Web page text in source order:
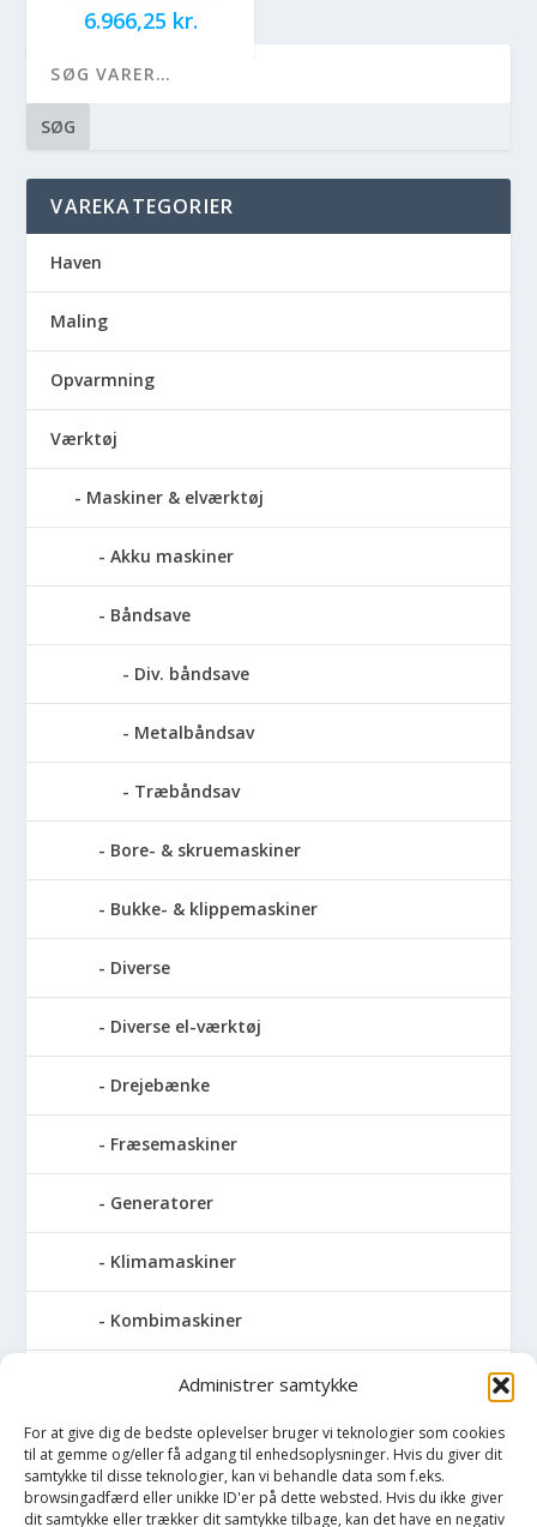
Administrer samtykke
For at give dig de bedste oplevelser bruger vi teknologier som cookies
til at gemme og/eller få adgang til enhedsoplysninger. Hvis du giver dit
samtykke til disse teknologier, kan vi behandle data som f.eks.
browsingadfærd eller unikke ID'er på dette websted. Hvis du ikke giver
dit samtykke eller trækker dit samtykke tilbage, kan det have en negativ
6.966,25 kr.
SØG
VAREKATEGORIER
Haven
Maling
Opvarmning
Værktøj
Maskiner & elværktøj
Akku maskiner
Båndsave
Div. båndsave
Metalbåndsav
Træbåndsav
Bore- & skruemaskiner
Bukke- & klippemaskiner
Diverse
Diverse el-værktøj
Drejebænke
Fræsemaskiner
Generatorer
Klimamaskiner
Kombimaskiner
Kompressor
Pressemaskiner
Save